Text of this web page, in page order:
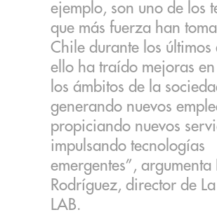
ejemplo, son uno de los
que más fuerza han
Chile durante los últimos
ello ha traído mejoras en
los ámbitos de la
generando nuevos
propiciando nuevos
impulsando tecnologías
emergentes”, argumenta
Rodríguez, director de
LAB.